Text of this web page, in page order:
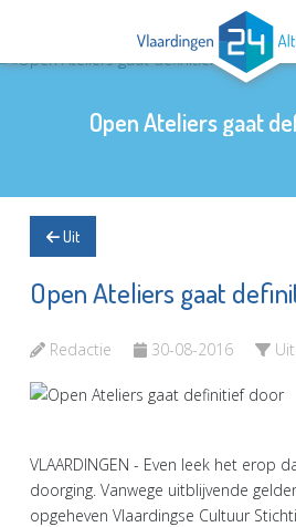
Open Ateliers gaat
Uit
Open Ateliers gaat
Redactie 30-08-2016 Uit
VLAARDINGEN - Even leek het erop
doorging. Vanwege uitblijvende
opgeheven Vlaardingse Cultuur